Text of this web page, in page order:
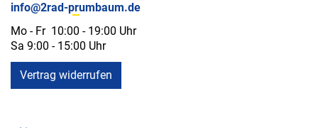
info@2rad-prumbaum.de
Mo - Fr 10:00 - 19:00 Uhr
Sa 9:00 - 15:00 Uhr
Vertrag widerrufen